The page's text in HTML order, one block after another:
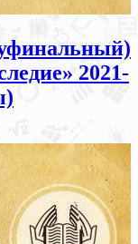
2021-